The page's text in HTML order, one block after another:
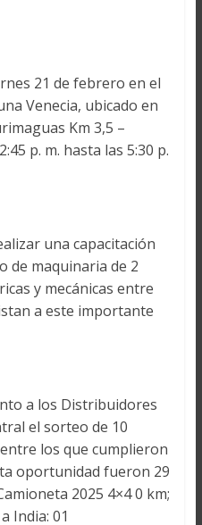
21 de febrero en el
Venecia, ubicado en
Km 3,5 –
p. m. hasta las 5:30 p.
una capacitación
de maquinaria de 2
y mecánicas entre
a este importante
a los Distribuidores
el sorteo de 10
los que cumplieron
oportunidad fueron 29
2025 4×4 0 km;
India: 01